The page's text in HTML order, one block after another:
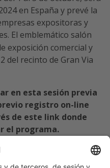
en España y prevé la
expositoras y
El emblemático salón
exposición comercial y
del recinto de Gran Via
en esta sesión previa
registro on-line
de este link donde
el programa.
y-la-comunicacion-